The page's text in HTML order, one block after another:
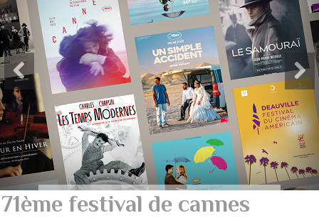
71ème festival de cannes